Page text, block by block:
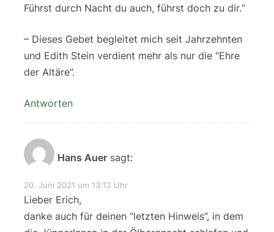
Führst durch Nacht du auch, führst doch zu dir.“
– Dieses Gebet begleitet mich seit Jahrzehnten
und Edith Stein verdient mehr als nur die “Ehre
der Altäre”.
Antworten
Hans Auer sagt:
20. Juni 2021 um 13:12 Uhr
Lieber Erich,
danke auch für deinen “letzten Hinweis”, in dem